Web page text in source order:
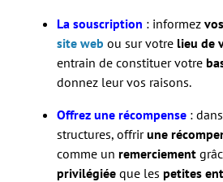
La souscription : informez
site web ou sur votre lieu de
entrain de constituer votre
donnez leur vos raisons.
Offrez une récompense :
structures, offrirune
comme un remerciement
privilégiée que les petites